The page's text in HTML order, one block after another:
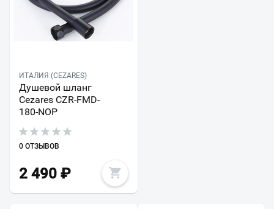
ИТАЛИЯ (CEZARES)
Душевой шланг
Cezares CZR-FMD-
180-NOP
0 ОТЗЫВОВ
2 490 ₽